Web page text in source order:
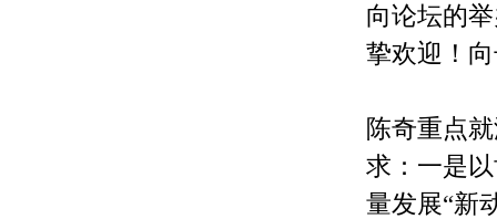
向论坛的
挚欢迎！
陈奇重点
求：一是
量发展“新